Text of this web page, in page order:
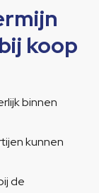
koop
binnen
kunnen
de